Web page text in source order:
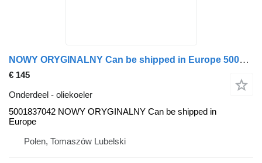
NOWY ORYGINALNY Can be shipped in Europe 5001837042 oliekoeler voor Renault FR1 Iliade, Euroclass, Irisbus
€ 145
Onderdeel - oliekoeler
5001837042 NOWY ORYGINALNY Can be shipped in
Europe
Polen, Tomaszów Lubelski